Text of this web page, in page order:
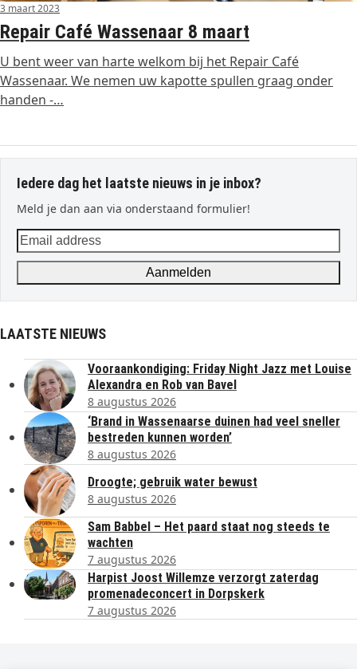
3 maart 2023
Repair Café Wassenaar 8 maart
U bent weer van harte welkom bij het Repair Café
Wassenaar. We nemen uw kapotte spullen graag onder
handen -…
Iedere dag het laatste nieuws in je inbox?
Meld je dan aan via onderstaand formulier!
Email
address
Aanmelden
LAATSTE NIEUWS
Vooraankondiging: Friday Night Jazz met Louise
Alexandra en Rob van Bavel
8 augustus 2026
‘Brand in Wassenaarse duinen had veel sneller
bestreden kunnen worden’
8 augustus 2026
Droogte; gebruik water bewust
8 augustus 2026
Sam Babbel – Het paard staat nog steeds te
wachten
7 augustus 2026
Harpist Joost Willemze verzorgt zaterdag
promenadeconcert in Dorpskerk
7 augustus 2026